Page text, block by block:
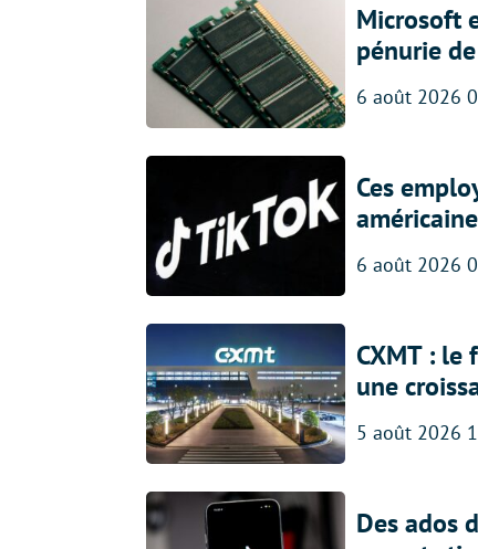
Microsoft
pénurie
6 août 2026
Ces
6 août 2026
CXMT : le
une
5 août 2026
Des ados